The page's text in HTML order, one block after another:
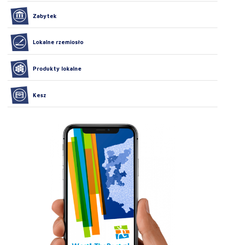
Zabytek
Lokalne rzemiosło
Produkty lokalne
Kesz